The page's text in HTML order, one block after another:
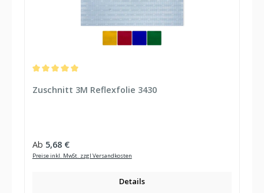
Zuschnitt 3M Reflexfolie 3430
Regulärer Preis:
Ab 5,68 €
Preise inkl. MwSt. zzgl Versandkosten
Details